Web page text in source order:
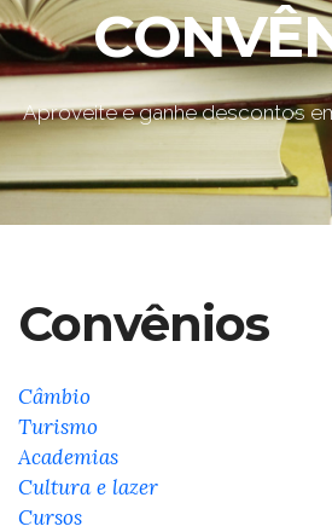
Aproveite e ganhe descontos
Convênios
Câmbio
Turismo
Academias
Cultura e lazer
Cursos